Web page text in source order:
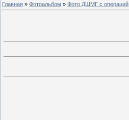
Главная » Фотоальбом » Фото ДШМГ с операций